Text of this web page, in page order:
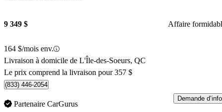
9 349 $ Affaire
164 $/mois env.
Livraison à domicile de L'Île-des-Soeurs, QC
Le prix comprend la livraison pour 357 $
(833) 446-2054
Partenaire CarGurus
Demande d’info